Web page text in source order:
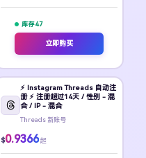
库存 47
立即购买
⚡️ Instagram Threads 自动注
册 ⚡️ 注册超过14天 / 性别 - 混
合 / IP - 混合
Threads 新账号
$0.9366 起